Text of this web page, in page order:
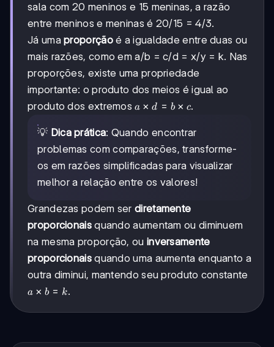
sala com 20 meninos e 15 meninas, a razão
entre meninos e meninas é 20/15 = 4/3.
Já umaproporçãoé a igualdade entre duas ou
mais razões, como em a/b = c/d = x/y = k. Nas
proporções, existe uma propriedade
importante: o produto dos meios é igual ao
produto dos extremosa
d
b
×
c
a × d = b × c.
💡 Dica prática: Quando encontrar
problemas com comparações, transforme-
os em razões simplificadas para visualizar
melhor a relação entre os valores!
Grandezas podem ser diretamente
proporcionaisquando aumentam ou diminuem
na mesma proporção, ou inversamente
proporcionaisquando uma aumenta enquanto a
outra diminui, mantendo seu produto constante
a
b
k
a × b = k.